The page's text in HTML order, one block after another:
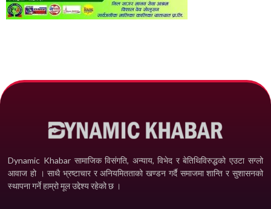
Dynamic Khabar सामाजिक विसंगति, अन्याय, विभेद­ र बेतिथिविरुद्धको एउटा सग्लो
आवाज हो । साथै भ्रष्टाचार र अनियमितताको खण्डन गर्दै समाजमा शान्ति र सुशासनको
स्थापना गर्ने हाम्रो मूल उद्देश्य रहेको छ ।